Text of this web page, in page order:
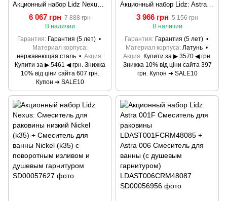
Акционный набор Lidz Nexus:Смеситель для раковины низкий Nickel(k35)+Смеситель для ванны Nickel(k35) с длинным поворотным изливом и душевым гарнитуром
6 067 грн 7 888 грн
В наличии
Гарантия Гарантия (5 лет)
Материал корпуса
нержавеющая сталь
Акция
Купити за ▶ 5461 ◀ грн. Знижка
10% від ціни сайта 607 грн.
Купон ➜ SALE10
Акционный набор Lidz: Astra 001F Смеситель для раковины LDAST001FCRM48085 + Astra 005 Смеситель для ванны с поворотным изливом LDAST005CRM48088
3 966 грн 5 156 грн
В наличии
Гарантия Гарантия (5 лет)
Материал корпуса Латунь
Акция Купити за ▶ 3570 ◀ грн.
Знижка 10% від ціни сайта 397
грн. Купон ➜ SALE10